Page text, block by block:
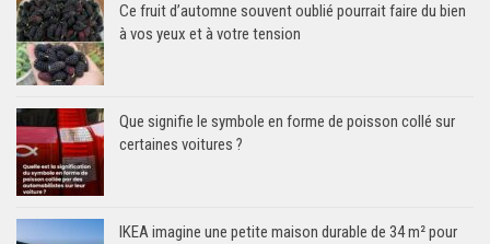
Ce fruit d’automne souvent oublié pourrait faire du bien
à vos yeux et à votre tension
Que signifie le symbole en forme de poisson collé sur
certaines voitures ?
IKEA imagine une petite maison durable de 34 m² pour